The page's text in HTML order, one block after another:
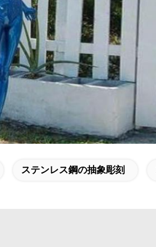
ステンレス鋼の抽象彫刻